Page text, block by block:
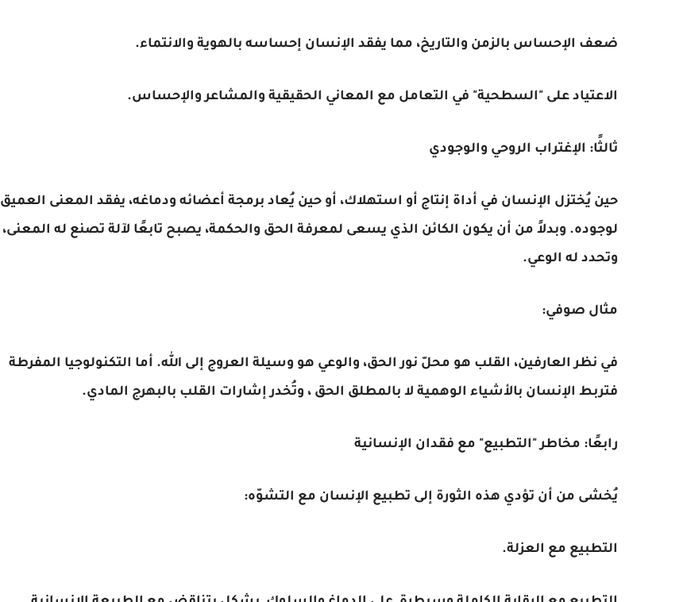
ضعف الإحساس بالزمن والتاريخ، مما يفقد الإنسان إحساسه بالهوية والانتماء.
الاعتياد على "السطحية" في التعامل مع المعاني الحقيقية والمشاعر والإحساس.
ثالثًا: الإغتراب الروحي والوجودي
حين يُختزل الإنسان في أداة إنتاج أو استهلاك، أو حين يُعاد برمجة أعضائه ودماغه، يفقد المعنى العميق
لوجوده. وبدلاً من أن يكون الكائن الذي يسعى لمعرفة الحق والحكمة، يصبح تابعًا لآلة تصنع له المعنى،
وتحدد له الوعي.
مثال صوفي:
في نظر العارفين، القلب هو محلّ نور الحق، والوعي هو وسيلة العروج إلى الله. أما التكنولوجيا المفرطة
فتربط الإنسان بالأشياء الوهمية لا بالمطلق الحق ، وتُخدر إشارات القلب بالبهرج المادي.
رابعًا: مخاطر "التطبيع" مع فقدان الإنسانية
يُخشى من أن تؤدي هذه الثورة إلى تطبيع الإنسان مع التشوّه:
التطبيع مع العزلة.